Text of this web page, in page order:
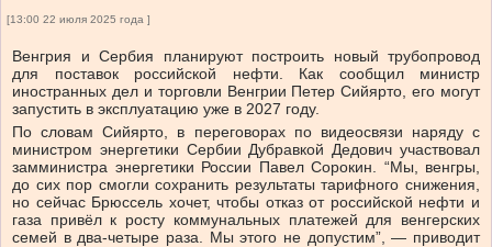
[13:00 22 июля 2025 года ]
Венгрия и Сербия планируют построить новый трубопровод
для поставок российской нефти. Как сообщил министр
иностранных дел и торговли Венгрии Петер Сийярто, его могут
запустить в эксплуатацию уже в 2027 году.
По словам Сийярто, в переговорах по видеосвязи наряду с
министром энергетики Сербии Дубравкой Дедович участвовал
замминистра энергетики России Павел Сорокин. “Мы, венгры,
до сих пор смогли сохранить результаты тарифного снижения,
но сейчас Брюссель хочет, чтобы отказ от российской нефти и
газа привёл к росту коммунальных платежей для венгерских
семей в два-четыре раза. Мы этого не допустим”, — приводит